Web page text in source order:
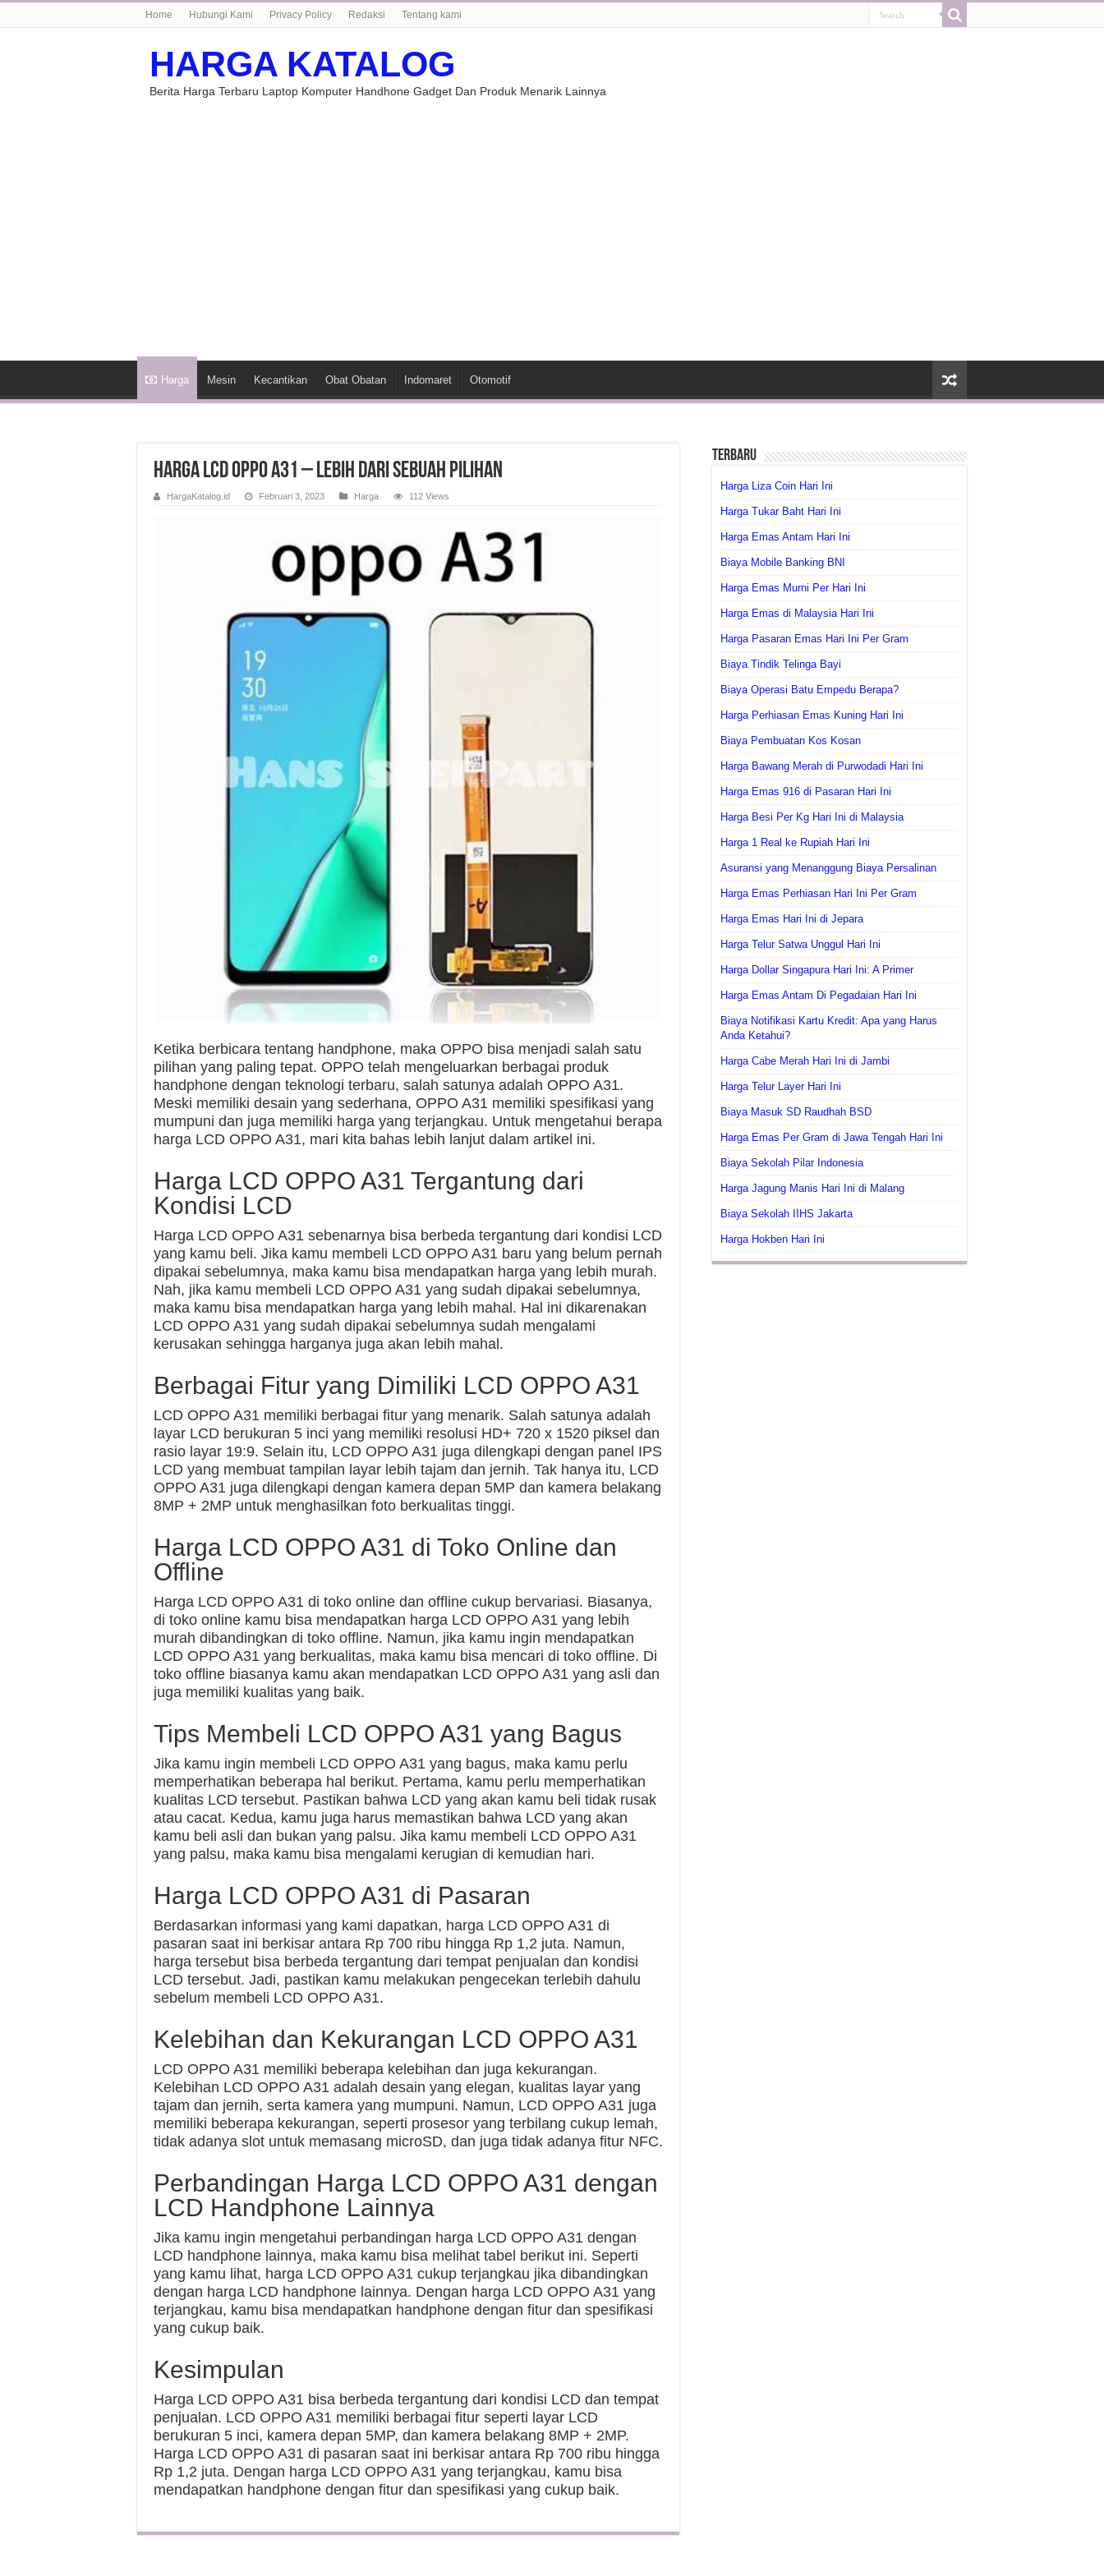
Home Hubungi Kami Privacy Policy Redaksi Tentang kami
HARGA KATALOG
Berita Harga Terbaru Laptop Komputer Handhone Gadget Dan Produk Menarik Lainnya
Harga Mesin Kecantikan Obat Obatan Indomaret Otomotif
Harga LCD OPPO A31 – Lebih dari Sebuah Pilihan
HargaKatalog.id Februari 3, 2023 Harga 112 Views
Ketika berbicara tentang handphone, maka OPPO bisa menjadi salah satu
pilihan yang paling tepat. OPPO telah mengeluarkan berbagai produk
handphone dengan teknologi terbaru, salah satunya adalah OPPO A31.
Meski memiliki desain yang sederhana, OPPO A31 memiliki spesifikasi yang
mumpuni dan juga memiliki harga yang terjangkau. Untuk mengetahui berapa
harga LCD OPPO A31, mari kita bahas lebih lanjut dalam artikel ini.
Harga LCD OPPO A31 Tergantung dari
Kondisi LCD
Harga LCD OPPO A31 sebenarnya bisa berbeda tergantung dari kondisi LCD
yang kamu beli. Jika kamu membeli LCD OPPO A31 baru yang belum pernah
dipakai sebelumnya, maka kamu bisa mendapatkan harga yang lebih murah.
Nah, jika kamu membeli LCD OPPO A31 yang sudah dipakai sebelumnya,
maka kamu bisa mendapatkan harga yang lebih mahal. Hal ini dikarenakan
LCD OPPO A31 yang sudah dipakai sebelumnya sudah mengalami
kerusakan sehingga harganya juga akan lebih mahal.
Berbagai Fitur yang Dimiliki LCD OPPO A31
LCD OPPO A31 memiliki berbagai fitur yang menarik. Salah satunya adalah
layar LCD berukuran 5 inci yang memiliki resolusi HD+ 720 x 1520 piksel dan
rasio layar 19:9. Selain itu, LCD OPPO A31 juga dilengkapi dengan panel IPS
LCD yang membuat tampilan layar lebih tajam dan jernih. Tak hanya itu, LCD
OPPO A31 juga dilengkapi dengan kamera depan 5MP dan kamera belakang
8MP + 2MP untuk menghasilkan foto berkualitas tinggi.
Harga LCD OPPO A31 di Toko Online dan
Offline
Harga LCD OPPO A31 di toko online dan offline cukup bervariasi. Biasanya,
di toko online kamu bisa mendapatkan harga LCD OPPO A31 yang lebih
murah dibandingkan di toko offline. Namun, jika kamu ingin mendapatkan
LCD OPPO A31 yang berkualitas, maka kamu bisa mencari di toko offline. Di
toko offline biasanya kamu akan mendapatkan LCD OPPO A31 yang asli dan
juga memiliki kualitas yang baik.
Tips Membeli LCD OPPO A31 yang Bagus
Jika kamu ingin membeli LCD OPPO A31 yang bagus, maka kamu perlu
memperhatikan beberapa hal berikut. Pertama, kamu perlu memperhatikan
kualitas LCD tersebut. Pastikan bahwa LCD yang akan kamu beli tidak rusak
atau cacat. Kedua, kamu juga harus memastikan bahwa LCD yang akan
kamu beli asli dan bukan yang palsu. Jika kamu membeli LCD OPPO A31
yang palsu, maka kamu bisa mengalami kerugian di kemudian hari.
Harga LCD OPPO A31 di Pasaran
Berdasarkan informasi yang kami dapatkan, harga LCD OPPO A31 di
pasaran saat ini berkisar antara Rp 700 ribu hingga Rp 1,2 juta. Namun,
harga tersebut bisa berbeda tergantung dari tempat penjualan dan kondisi
LCD tersebut. Jadi, pastikan kamu melakukan pengecekan terlebih dahulu
sebelum membeli LCD OPPO A31.
Kelebihan dan Kekurangan LCD OPPO A31
LCD OPPO A31 memiliki beberapa kelebihan dan juga kekurangan.
Kelebihan LCD OPPO A31 adalah desain yang elegan, kualitas layar yang
tajam dan jernih, serta kamera yang mumpuni. Namun, LCD OPPO A31 juga
memiliki beberapa kekurangan, seperti prosesor yang terbilang cukup lemah,
tidak adanya slot untuk memasang microSD, dan juga tidak adanya fitur NFC.
Perbandingan Harga LCD OPPO A31 dengan
LCD Handphone Lainnya
Jika kamu ingin mengetahui perbandingan harga LCD OPPO A31 dengan
LCD handphone lainnya, maka kamu bisa melihat tabel berikut ini. Seperti
yang kamu lihat, harga LCD OPPO A31 cukup terjangkau jika dibandingkan
dengan harga LCD handphone lainnya. Dengan harga LCD OPPO A31 yang
terjangkau, kamu bisa mendapatkan handphone dengan fitur dan spesifikasi
yang cukup baik.
Kesimpulan
Harga LCD OPPO A31 bisa berbeda tergantung dari kondisi LCD dan tempat
penjualan. LCD OPPO A31 memiliki berbagai fitur seperti layar LCD
berukuran 5 inci, kamera depan 5MP, dan kamera belakang 8MP + 2MP.
Harga LCD OPPO A31 di pasaran saat ini berkisar antara Rp 700 ribu hingga
Rp 1,2 juta. Dengan harga LCD OPPO A31 yang terjangkau, kamu bisa
mendapatkan handphone dengan fitur dan spesifikasi yang cukup baik.
Terbaru
Harga Liza Coin Hari Ini
Harga Tukar Baht Hari Ini
Harga Emas Antam Hari Ini
Biaya Mobile Banking BNI
Harga Emas Murni Per Hari Ini
Harga Emas di Malaysia Hari Ini
Harga Pasaran Emas Hari Ini Per Gram
Biaya Tindik Telinga Bayi
Biaya Operasi Batu Empedu Berapa?
Harga Perhiasan Emas Kuning Hari Ini
Biaya Pembuatan Kos Kosan
Harga Bawang Merah di Purwodadi Hari Ini
Harga Emas 916 di Pasaran Hari Ini
Harga Besi Per Kg Hari Ini di Malaysia
Harga 1 Real ke Rupiah Hari Ini
Asuransi yang Menanggung Biaya Persalinan
Harga Emas Perhiasan Hari Ini Per Gram
Harga Emas Hari Ini di Jepara
Harga Telur Satwa Unggul Hari Ini
Harga Dollar Singapura Hari Ini: A Primer
Harga Emas Antam Di Pegadaian Hari Ini
Biaya Notifikasi Kartu Kredit: Apa yang Harus
Anda Ketahui?
Harga Cabe Merah Hari Ini di Jambi
Harga Telur Layer Hari Ini
Biaya Masuk SD Raudhah BSD
Harga Emas Per Gram di Jawa Tengah Hari Ini
Biaya Sekolah Pilar Indonesia
Harga Jagung Manis Hari Ini di Malang
Biaya Sekolah IIHS Jakarta
Harga Hokben Hari Ini